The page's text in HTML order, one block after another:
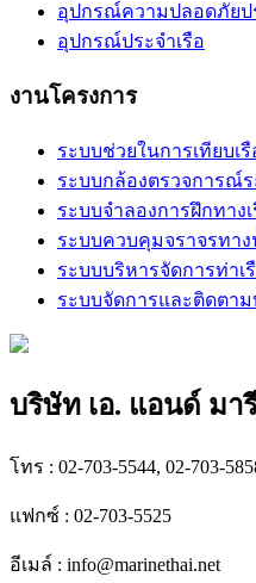
อุปกรณ์ความปลอดภัยป
อุปกรณ์ประจำเรือ
งานโครงการ
ระบบช่วยในการเทียบเรื
ระบบกล้องตรวจการณ์
ระบบจำลองการฝึกทางเ
ระบบควบคุมจราจรทาง
ระบบบริหารจัดการท่าเ
ระบบจัดการและติดตาม
บริษัท เอ. แอนด์ มา
โทร : 02-703-5544, 02-703-
แฟกซ์ : 02-703-5525
อีเมล์ : info@marinethai.net